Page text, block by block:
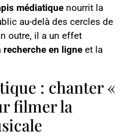
médiatique nourrit la
au-delà des cercles de
outre, il a un effet
recherche en ligne et la
: chanter «
filmer la